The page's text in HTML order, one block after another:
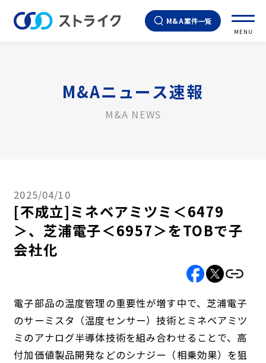
M&A案件一覧
MENU
M&Aニュース速報
M&A NEWS
2025/04/10
[不成立]ミネベアミツミ＜6479
＞、芝浦電子＜6957＞をTOBで子
会社化
電子部品の温度管理の重要性が増す中で、芝浦電子
のサーミスタ（温度センサー）技術とミネベアミツ
ミのアナログ半導体技術を組み合わせることで、高
付加価値製品開発などのシナジー（相乗効果）を狙